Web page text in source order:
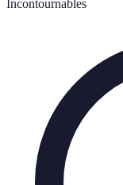
Incontournables